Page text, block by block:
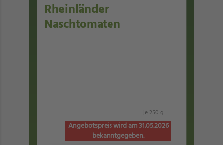
Rheinländer
Naschtomaten
je 250 g
Angebotspreis wird am 31.05.2026
bekanntgegeben.